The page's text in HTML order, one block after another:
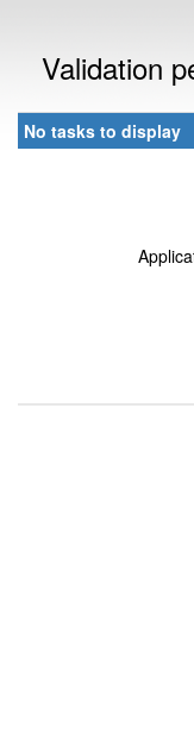
Validation
No tasks to display